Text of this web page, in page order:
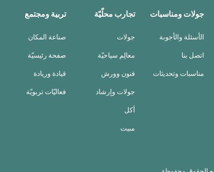
جولات ومناسبات
الأسئلة والأجوبة
اتصل بنا
مناسبات وتحديثات
تجارب محلّيّة
جولات
معالِم سياحيّة
فنون وورش
جولات وإرشاد
أكل
مبيت
تربية ومجتمع
صناعة المكان
صفحة رئيسيّة
قيادة وريادة
فعاليّات تربويّة